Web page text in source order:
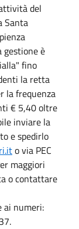
del
Santa
gestione è
fino
la retta
la frequenza
€ 5,40 oltre
inviare la
e spedirlo
o via PEC
maggiori
o contattare
ai numeri: